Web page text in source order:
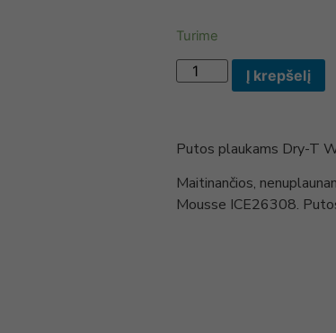
Turime
Į krepšelį
Putos plaukams Dry-T
Maitinančios,
Mousse ICE26308.